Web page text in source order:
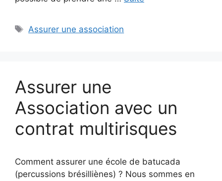
Étiquettes
Assurer une association
Assurer une
Association avec un
contrat multirisques
Comment assurer une école de batucada
(percussions brésilliènes) ? Nous sommes en